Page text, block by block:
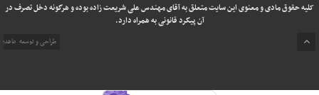
کلیه حقوق مادی و معنوی این سایت متعلق به آقای مهندس علی شریعت زاده بوده و هرگونه دخل تصرف در
آن پیگرد قانونی به همراه دارد.
طراحی و توسعه